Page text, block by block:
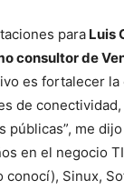
para Luis
consultor de
es fortalecer
de
públicas”, me
en el negocio
conocí), Sinux,